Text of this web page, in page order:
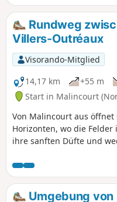
die Backsteinfassaden
In der Nähe von Caullery
weiten Horizonten,
Hohlwegen, die nach
das wie ein diskreter
Landschaft zum
Authentizität und Ruhe
schlichten Charme der
Rundweg
Villers-Outréaux
Visorando-Mitglied
14,17 km
+55 m
Start in Malincourt
Von Malincourt aus
Horizonten, wo die
ihre sanften Düfte und
genießen. Auf dem Weg
Wanderung von Hecken
unterbrochen, die
Umgebung